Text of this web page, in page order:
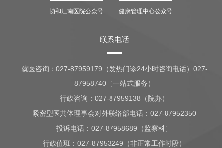
协和江南医院公众号 健康管理中心公众号
联系电话
就医咨询： 027-87959179（发热门诊24小时咨询电话）027-
87958740（一站式服务）
行政咨询：027-87959138（院办）
紧密型医共体理事会对外联络部电话：027-87952350
投诉电话：027-87958689（监察科）
行政值班：027-87953249（非正常工作时段）